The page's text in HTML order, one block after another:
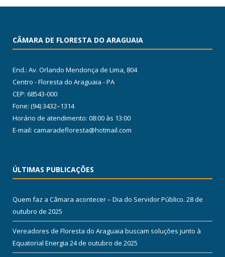
CÂMARA DE FLORESTA DO ARAGUAIA
End.: Av. Orlando Mendonça de Lima, 804
Centro - Floresta do Araguaia - PA
CEP: 68543-000
Fone: (94) 3432–1314
Horário de atendimento: 08:00 às 13:00
E-mail: camaradefloresta@hotmail.com
ÚLTIMAS PUBLICAÇÕES
Quem faz a Câmara acontecer – Dia do Servidor Público. 28 de
outubro de 2025
Vereadores de Floresta do Araguaia buscam soluções junto à
Equatorial Energia 24 de outubro de 2025